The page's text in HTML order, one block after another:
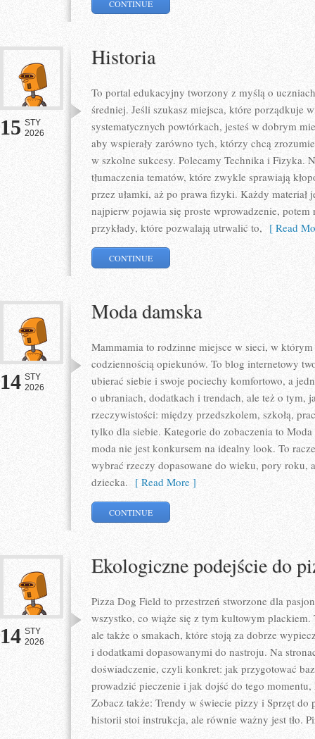
CONTINUE
15 STY
2026
Historia
To portal edukacyjny tworzony z myślą o
średniej. Jeśli szukasz miejsca, które porządkuje
systematycznych powtórkach, jesteś w dobrym
aby wspierały zarówno tych, którzy chcą
w szkolne sukcesy. Polecamy Technika i Fizyka.
tłumaczenia tematów, które zwykle sprawiają
przez ułamki, aż po prawa fizyki. Każdy materiał
najpierw pojawia się proste wprowadzenie, potem
przykłady, które pozwalają utrwalić to, [ Read
CONTINUE
14 STY
2026
Moda damska
Mammamia to rodzinne miejsce w sieci, w
codziennością opiekunów. To blog internetowy
ubierać siebie i swoje pociechy komfortowo, a
o ubraniach, dodatkach i trendach, ale też o tym,
rzeczywistości: między przedszkolem, szkołą,
tylko dla siebie. Kategorie do zobaczenia to
moda nie jest konkursem na idealny look. To
wybrać rzeczy dopasowane do wieku, pory roku,
dziecka. [ Read More ]
CONTINUE
14 STY
2026
Ekologiczne podejście do
Pizza Dog Field to przestrzeń stworzone dla
wszystko, co wiąże się z tym kultowym plackiem.
ale także o smakach, które stoją za dobrze
i dodatkami dopasowanymi do nastroju. Na
doświadczenie, czyli konkret: jak przygotować
prowadzić pieczenie i jak dojść do tego
Zobacz także: Trendy w świecie pizzy i Sprzęt
historii stoi instrukcja, ale równie ważny jest tło.